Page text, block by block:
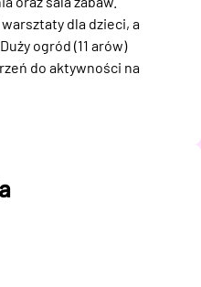
dla dzieci, a
ogród (11 arów)
do aktywności na